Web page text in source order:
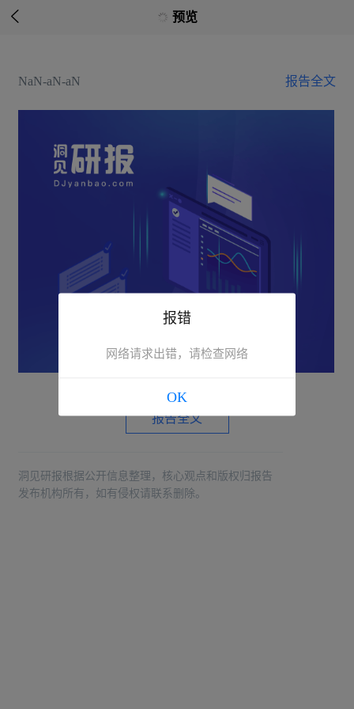
 预览
NaN-aN-aN 报告全文
报告全文
洞见研报根据公开信息整理，核心观点和版权归报告
发布机构所有，如有侵权请联系删除。
报错
网络请求出错，请检查网络
OK